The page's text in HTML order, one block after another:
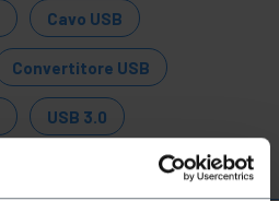
Cavo USB
Convertitore USB
USB 3.0